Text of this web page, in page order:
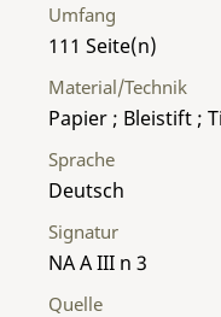
Umfang
111
Material/Technik
Papier ; Bleistift ;
Sprache
Deutsch
Signatur
NA A III n 3
Quelle